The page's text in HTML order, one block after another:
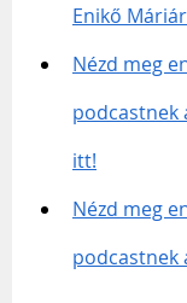
Enikő
Nézd meg
podcastnek
itt!
Nézd meg
podcastnek